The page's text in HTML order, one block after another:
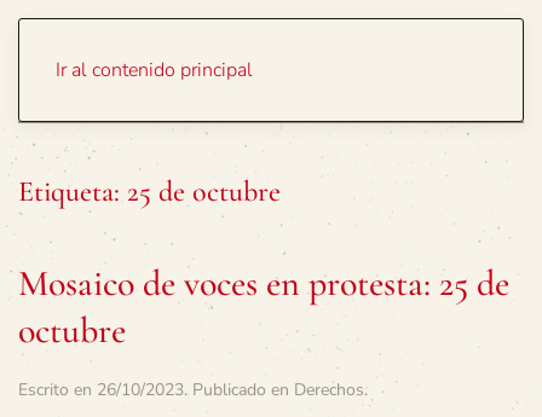
Ir al contenido principal
Etiqueta: 25 de octubre
Mosaico de voces en protesta: 25 de
octubre
Escrito en 26/10/2023. Publicado en Derechos.